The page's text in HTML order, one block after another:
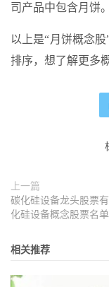
司产品中包含月饼。
以上是“月饼概念
排序，想了解更多
上一篇
碳化硅设备龙头股票
化硅设备概念股票名
相关推荐